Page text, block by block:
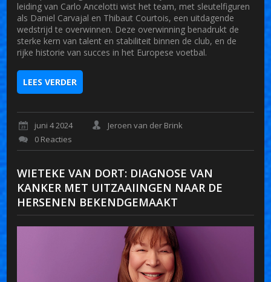
leiding van Carlo Ancelotti wist het team, met sleutelfiguren
als Daniel Carvajal en Thibaut Courtois, een uitdagende
wedstrijd te overwinnen. Deze overwinning benadrukt de
sterke kern van talent en stabiliteit binnen de club, en de
rijke historie van succes in het Europese voetbal.
LEES VERDER
juni 4 2024
Jeroen van der Brink
0 Reacties
WIETEKE VAN DORT: DIAGNOSE VAN
KANKER MET UITZAAIINGEN NAAR DE
HERSENEN BEKENDGEMAAKT